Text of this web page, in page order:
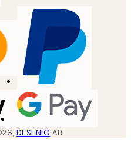
, DESENIO AB